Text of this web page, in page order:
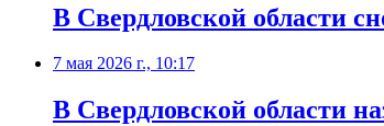
В Свердловской области
7 мая 2026 г., 10:17
В Свердловской области